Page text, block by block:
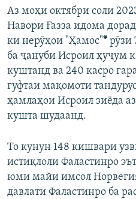
Аз моҳи октябри соли
Навори Ғазза идома
ки нерӯҳои "Ҳамос"* рӯзи
ба ҷануби Исроил ҳуҷум
куштанд ва 240 касро
гуфтаи мақомоти
ҳамлаҳои Исроил зиёда
кушта шудаанд.
То кунун 148 кишвари
истиқлоли Фаластинро
юми майи имсол
давлати Фаластинро ба